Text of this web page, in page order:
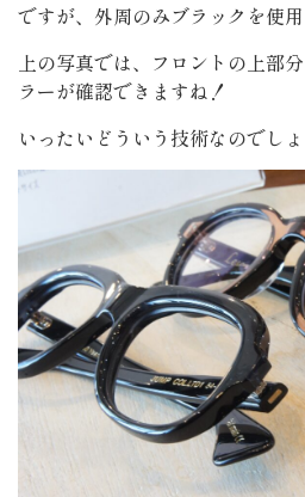
ですが、外周のみブラックを使用
上の写真では、フロントの上部
ラーが確認できますね！
いったいどういう技術なのでし